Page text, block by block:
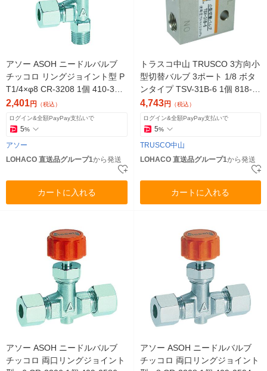
アソー ASOH ニードルバルブ
チッコロ リングジョイント型 P
T1/4×φ8 CR-3208 1個 410-315
7（直送品）
2,401円 （税込）
ログイン&全額PayPay支払いで
5%
アソー
LOHACO 直送品グループ1から発送
カートに入れる
トラスコ中山 TRUSCO 3方向小
型切替バルブ 3ポート 1/8 ボタ
ンタイプ TSV-31B-6 1個 818-8
135（直送品）
4,743円 （税込）
ログイン&全額PayPay支払いで
5%
TRUSCO中山
LOHACO 直送品グループ1から発送
カートに入れる
アソー ASOH ニードルバルブ
チッコロ 両口リングジョイント
アソー ASOH ニードルバルブ
チッコロ 両口リングジョイント